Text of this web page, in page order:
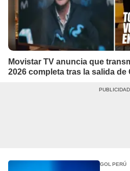
Movistar TV anuncia que
2026 completa tras la salida de
GOL PERÚ